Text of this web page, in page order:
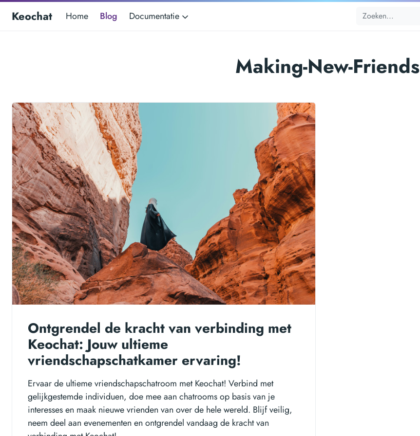
Keochat Home Blog Documentatie
Making-New-Friends
Ontgrendel de kracht van verbinding met
Keochat: Jouw ultieme
vriendschapschatkamer ervaring!
Ervaar de ultieme vriendschapschatroom met Keochat! Verbind met
gelijkgestemde individuen, doe mee aan chatrooms op basis van je
interesses en maak nieuwe vrienden van over de hele wereld. Blijf veilig,
neem deel aan evenementen en ontgrendel vandaag de kracht van